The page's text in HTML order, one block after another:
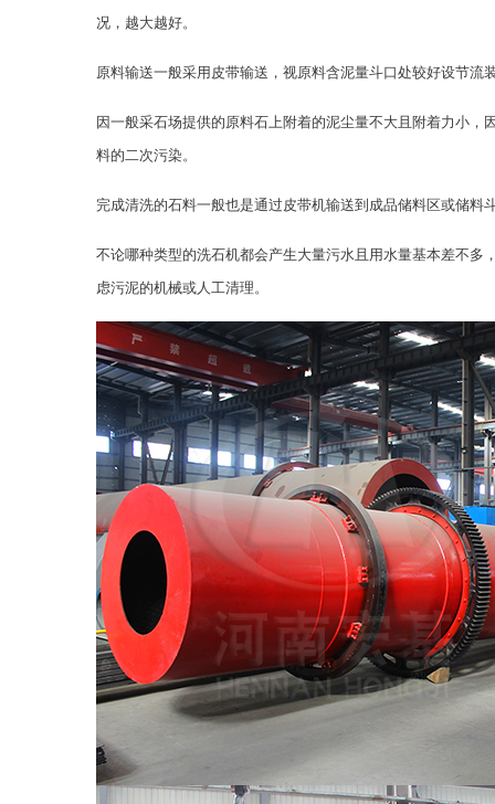
况，越大越好。
原料输送一般采用皮带输送，视原料含泥量斗口处较好设节流
因一般采石场提供的原料石上附着的泥尘量不大且附着力小
料的二次污染。
完成清洗的石料一般也是通过皮带机输送到成品储料区或储料
不论哪种类型的洗石机都会产生大量污水且用水量基本差不
虑污泥的机械或人工清理。